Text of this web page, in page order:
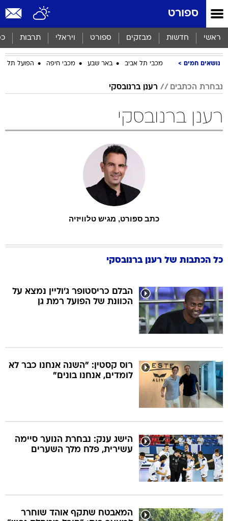
ספורט
ראשי חדשות מבזקים ספורט ויראלי תרבות
נושאים חמים מכבי תל אביב באר שבע מכבי חיפה הפועל תל
נבחרת הכתבים רענן ברנובסקי
רענן ברנובסקי
כתב ספורט, מגיש טלוויזיה
כל הכתבות של רענן ברנובסקי
הבלם כריסטופר ג'וליין נמצא על
הכוונת של הפועל רמת גן
רוס קסטין: "השנה אנחנו כבר לא
לומדים, אנחנו בונים"
הישג ענק: נבחרת הנוער סיימה
עשירית, פלח מלך השערים
המאבטח שתקף אוהד שוחרר